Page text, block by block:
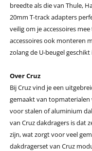
breedte als die van Thule,
20mm T-track adapters
veilig om je accessoires
accessoires ook monteren
zolang de U-beugel
Over Cruz
Bij Cruz vind je een
gemaakt van
voor stalen of aluminium
van Cruz dakdragers is dat
zijn, wat zorgt voor veel
dakdragerset van Cruz